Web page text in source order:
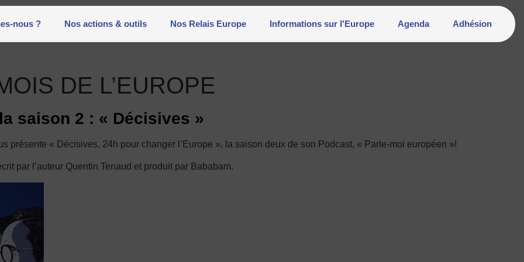
nous ? Nos actions & outils Nos Relais Europe Informations sur l'Europe Agenda Adhésion
DE L’EUROPE
saison 2 : « Décisives »
présente « Décisives, 24h pour changer l’Europe », la saison deux de son Podcast, « Parle-moi européen »!
par l’auteur Quentin Tenaud et produit par Bababam.